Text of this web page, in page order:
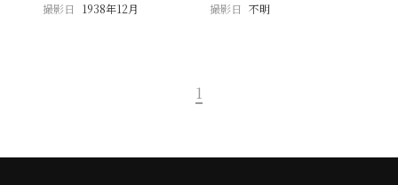
撮影日
1938年12月
撮影日 不明
1